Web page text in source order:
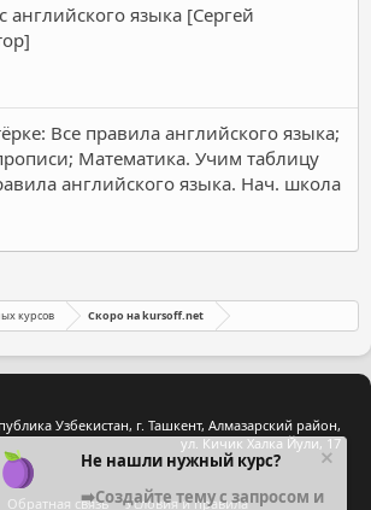
английского языка [Сергей
Все правила английского языка;
Математика. Учим таблицу
английского языка. Нач. школа
курсов Скоро на kursoff.net
Узбекистан, г. Ташкент, Алмазарский район,
ул. Кичик Халка Йули, 17
Обратная связь Условия и правила
Не нашли нужный курс?
➡️Создайте тему с запросом и